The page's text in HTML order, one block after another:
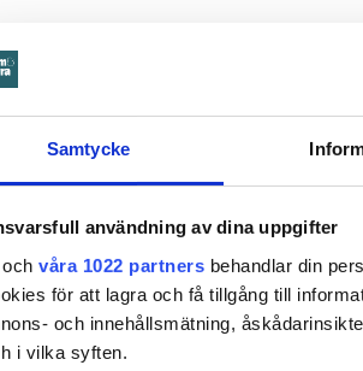
Samtycke
användning av dina uppgifter
våra 1022 partners behandlar din
för att lagra och få tillgång till
och innehållsmätning,
i vilka syften.
särskilda behov går upp en
vaknar är det vatten i
menar Örebrobostäder.